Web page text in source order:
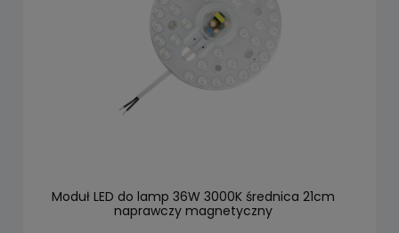
Moduł LED do lamp 36W 3000K średnica 21cm
naprawczy magnetyczny